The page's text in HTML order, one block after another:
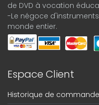
de DVD à vocation
-Le négoce
monde entier.
Espace Client
Historique de commande